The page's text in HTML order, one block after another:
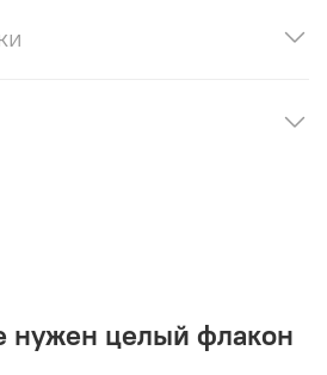
нужен целый флакон